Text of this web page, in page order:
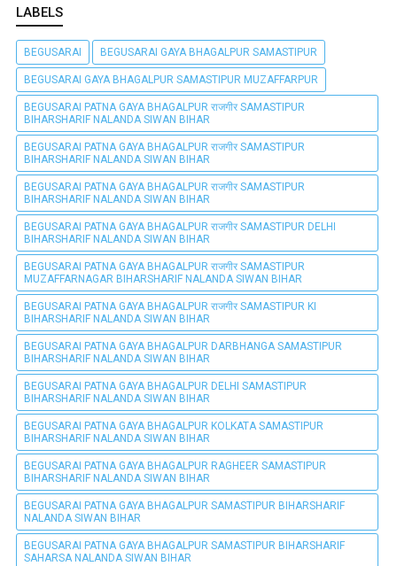
LABELS
BEGUSARAI BEGUSARAI GAYA BHAGALPUR SAMASTIPUR
BEGUSARAI GAYA BHAGALPUR SAMASTIPUR MUZAFFARPUR
BEGUSARAI PATNA GAYA BHAGALPUR राजगीर SAMASTIPUR
BIHARSHARIF NALANDA SIWAN BIHAR
BEGUSARAI PATNA GAYA BHAGALPUR राजगीर SAMASTIPUR
BIHARSHARIF NALANDA SIWAN BIHAR
BEGUSARAI PATNA GAYA BHAGALPUR राजगीर SAMASTIPUR
BIHARSHARIF NALANDA SIWAN BIHAR
BEGUSARAI PATNA GAYA BHAGALPUR राजगीर SAMASTIPUR DELHI
BIHARSHARIF NALANDA SIWAN BIHAR
BEGUSARAI PATNA GAYA BHAGALPUR राजगीर SAMASTIPUR
MUZAFFARNAGAR BIHARSHARIF NALANDA SIWAN BIHAR
BEGUSARAI PATNA GAYA BHAGALPUR राजगीर SAMASTIPUR KI
BIHARSHARIF NALANDA SIWAN BIHAR
BEGUSARAI PATNA GAYA BHAGALPUR DARBHANGA SAMASTIPUR
BIHARSHARIF NALANDA SIWAN BIHAR
BEGUSARAI PATNA GAYA BHAGALPUR DELHI SAMASTIPUR
BIHARSHARIF NALANDA SIWAN BIHAR
BEGUSARAI PATNA GAYA BHAGALPUR KOLKATA SAMASTIPUR
BIHARSHARIF NALANDA SIWAN BIHAR
BEGUSARAI PATNA GAYA BHAGALPUR RAGHEER SAMASTIPUR
BIHARSHARIF NALANDA SIWAN BIHAR
BEGUSARAI PATNA GAYA BHAGALPUR SAMASTIPUR BIHARSHARIF
NALANDA SIWAN BIHAR
BEGUSARAI PATNA GAYA BHAGALPUR SAMASTIPUR BIHARSHARIF
SAHARSA NALANDA SIWAN BIHAR